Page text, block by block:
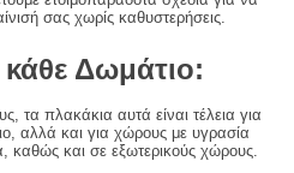
σας χωρίς καθυστερήσεις.
κάθε Δωμάτιο:
τα πλακάκια αυτά είναι τέλεια για
αλλά και για χώρους με υγρασία
καθώς και σε εξωτερικούς χώρους.